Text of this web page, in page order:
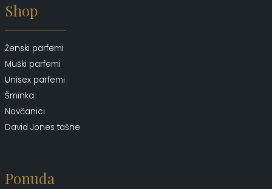
Shop
Ženski parfemi
Muški parfemi
Unisex parfemi
Šminka
Novčanici
David Jones tašne
Ponuda